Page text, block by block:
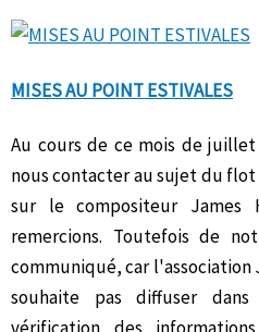
MISES AU POINT ESTIVALES
Au cours de ce mois de
nous contacter au sujet du
sur le compositeur James
remercions. Toutefois de
communiqué, car l'association
souhaite pas diffuser